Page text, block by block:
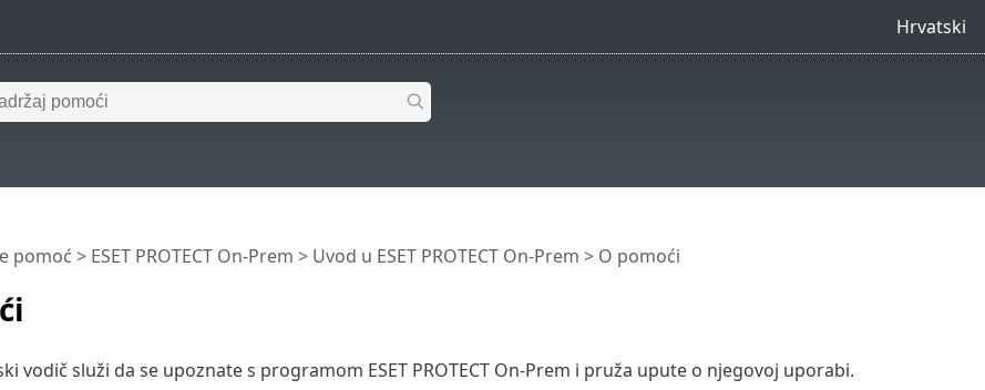
Hrvatski
pomoć > ESET PROTECT On-Prem > Uvod u ESET PROTECT On-Prem > O pomoći
vodič služi da se upoznate s programom ESET PROTECT On-Prem i pruža upute o njegovoj uporabi.